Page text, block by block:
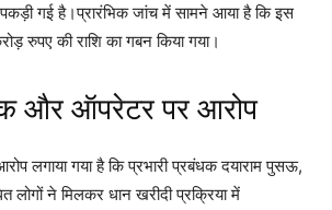
पकड़ी गई है।प्रारंभिक जांच में सामने आया है कि इस
रुपए की राशि का गबन किया गया।
और ऑपरेटर पर आरोप
लगाया गया है कि प्रभारी प्रबंधक दयाराम पुसऊ,
ने मिलकर धान खरीदी प्रक्रिया में